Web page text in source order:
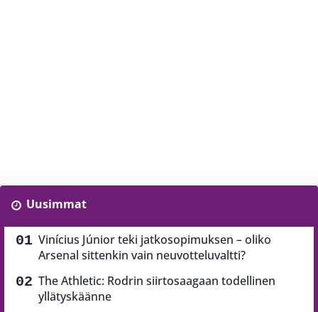
Uusimmat
Vinícius Júnior teki jatkosopimuksen – oliko
Arsenal sittenkin vain neuvotteluvaltti?
The Athletic: Rodrin siirtosaagaan todellinen
yllätyskäänne